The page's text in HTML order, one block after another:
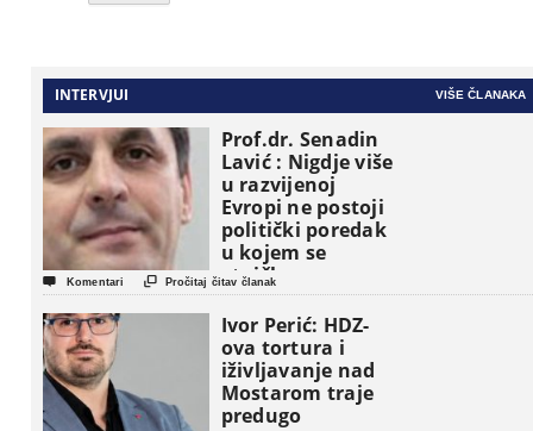
INTERVJUI VIŠE ČLANAKA
Prof.dr. Senadin
Lavić : Nigdje više
u razvijenoj
Evropi ne postoji
politički poredak
u kojem se
etničke grupe
pojavljuju kao
osnovne
političke jedinice
 Komentari  Pročitaj čitav članak
Ivor Perić: HDZ-
ova tortura i
iživljavanje nad
Mostarom traje
predugo